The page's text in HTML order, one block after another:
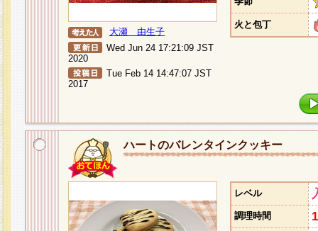
大瀬 由生子
Wed Jun 24 17:21:09 JST
2020
Tue Feb 14 14:47:07 JST
2017
火と包丁
ハートのバレンタインクッキー
レベル
調理時間